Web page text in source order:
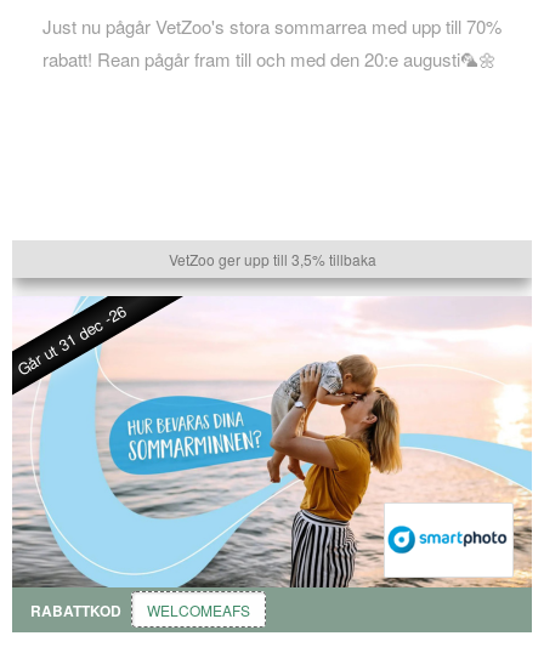
Just nu pågår VetZoo's stora sommarrea med upp till 70%
rabatt! Rean pågår fram till och med den 20:e augusti🦜🌼
VetZoo ger upp till 3,5% tillbaka
Går ut 31 dec -26
RABATTKOD WELCOMEAFS